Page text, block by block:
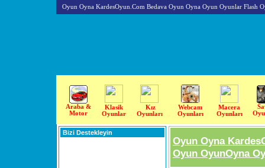
Oyun Oyna KardesOyun.Com Bedava Oyun Oyna Oyun Oyunlar Flash
Araba &
Motor
Klasik
Oyunlar
Kız
Oyunları
Webcam
Oyunları
Macera
Oyunları
Bizi Destekleyin
Oyun Oyna
Oyun OyunOyna